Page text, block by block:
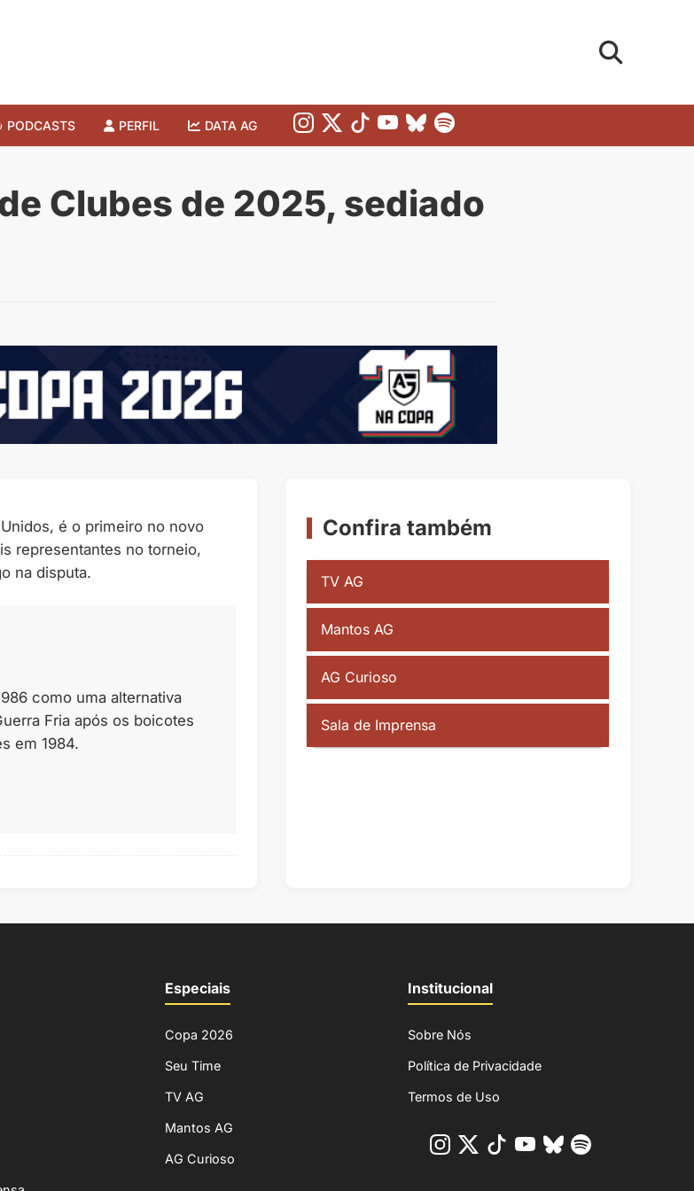
PODCASTS PERFIL DATA AG
Clubes de 2025, sediado
é o primeiro no novo
representantes no torneio,
na disputa.
como uma alternativa
Fria após os boicotes
em 1984.
Confira também
TV AG
Mantos AG
AG Curioso
Sala de Imprensa
Especiais
Copa 2026
Seu Time
TV AG
Mantos AG
AG Curioso
Institucional
Sobre Nós
Política de Privacidade
Termos de Uso